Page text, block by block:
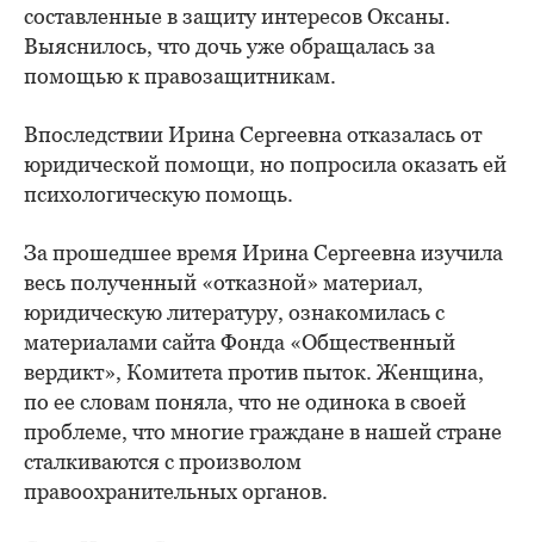
составленные в защиту интересов Оксаны.
Выяснилось, что дочь уже обращалась за
помощью к правозащитникам.
Впоследствии Ирина Сергеевна отказалась от
юридической помощи, но попросила оказать ей
психологическую помощь.
За прошедшее время Ирина Сергеевна изучила
весь полученный «отказной» материал,
юридическую литературу, ознакомилась с
материалами сайта Фонда «Общественный
вердикт», Комитета против пыток. Женщина,
по ее словам поняла, что не одинока в своей
проблеме, что многие граждане в нашей стране
сталкиваются с произволом
правоохранительных органов.